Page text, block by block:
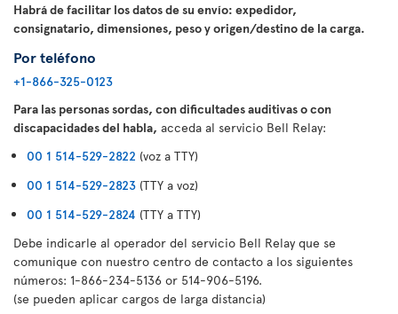
Habrá de facilitar los datos de su envío: expedidor,
consignatario, dimensiones, peso y origen/destino de la carga.
Por teléfono
+1-866-325-0123
Para las personas sordas, con dificultades auditivas o con
discapacidades del habla, acceda al servicio Bell Relay:
00 1 514-529-2822 (voz a TTY)
00 1 514-529-2823 (TTY a voz)
00 1 514-529-2824 (TTY a TTY)
Debe indicarle al operador del servicio Bell Relay que se
comunique con nuestro centro de contacto a los siguientes
números: 1-866-234-5136 or 514-906-5196.
(se pueden aplicar cargos de larga distancia)